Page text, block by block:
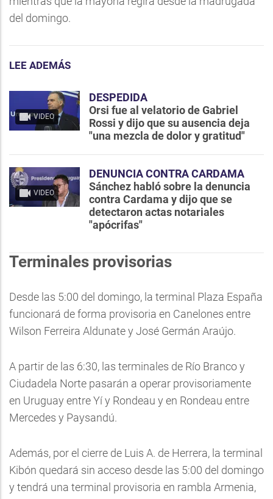
del domingo.
LEE ADEMÁS
VIDEO
DESPEDIDA
Orsi fue al velatorio de Gabriel
Rossi y dijo que su ausencia deja
"una mezcla de dolor y gratitud"
VIDEO
DENUNCIA CONTRA CARDAMA
Sánchez habló sobre la denuncia
contra Cardama y dijo que se
detectaron actas notariales
"apócrifas"
Terminales provisorias
Desde las 5:00 del domingo, la terminal Plaza España
funcionará de forma provisoria en Canelones entre
Wilson Ferreira Aldunate y José Germán Araújo.
A partir de las 6:30, las terminales de Río Branco y
Ciudadela Norte pasarán a operar provisoriamente
en Uruguay entre Yí y Rondeau y en Rondeau entre
Mercedes y Paysandú.
Además, por el cierre de Luis A. de Herrera, la terminal
Kibón quedará sin acceso desde las 5:00 del domingo
y tendrá una terminal provisoria en rambla Armenia,